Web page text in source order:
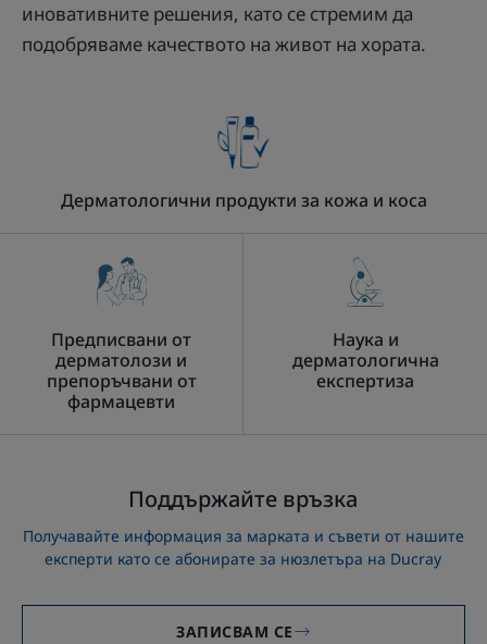
иновативните решения, като се стремим да
подобряваме качеството на живот на хората.
Дерматологични продукти за кожа и коса
Предписвани от
дерматолози и
препоръчвани от
фармацевти
Наука и
дерматологична
експертиза
Поддържайте връзка
Получавайте информация за марката и съвети от нашите
експерти като се абонирате за нюзлетъра на Ducray
ЗАПИСВАМ СЕ